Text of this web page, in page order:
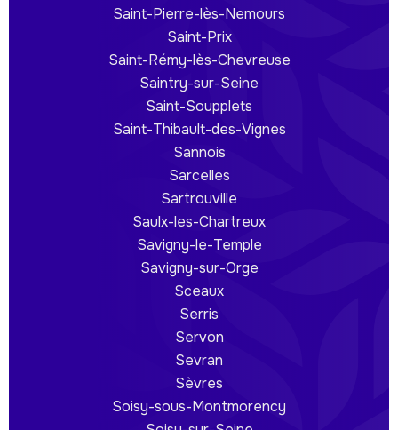
Saint-Pierre-lès-Nemours
Saint-Prix
Saint-Rémy-lès-Chevreuse
Saintry-sur-Seine
Saint-Soupplets
Saint-Thibault-des-Vignes
Sannois
Sarcelles
Sartrouville
Saulx-les-Chartreux
Savigny-le-Temple
Savigny-sur-Orge
Sceaux
Serris
Servon
Sevran
Sèvres
Soisy-sous-Montmorency